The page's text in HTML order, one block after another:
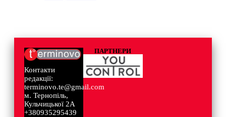
Контакти
редакції:
terminovo.te@gmail.com
м. Тернопіль,
Кульчицької 2А
+380935295439
ПАРТНЕРИ